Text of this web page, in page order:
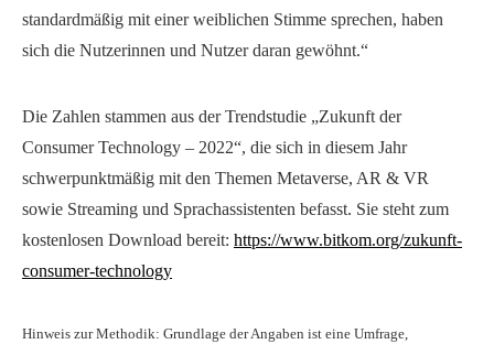
standardmäßig mit einer weiblichen Stimme sprechen, haben
sich die Nutzerinnen und Nutzer daran gewöhnt.“
Die Zahlen stammen aus der Trendstudie „Zukunft der
Consumer Technology – 2022“, die sich in diesem Jahr
schwerpunktmäßig mit den Themen Metaverse, AR & VR
sowie Streaming und Sprachassistenten befasst. Sie steht zum
kostenlosen Download bereit: https://www.bitkom.org/zukunft-
consumer-technology
Hinweis zur Methodik: Grundlage der Angaben ist eine Umfrage,